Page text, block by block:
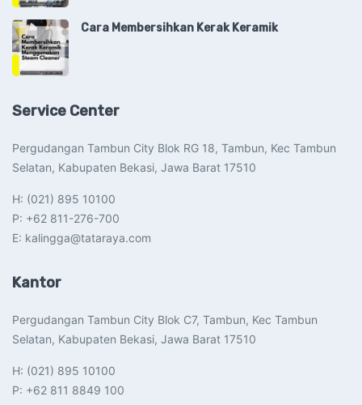
Cara Membersihkan Kerak Keramik
Service Center
Pergudangan Tambun City Blok RG 18, Tambun, Kec Tambun
Selatan, Kabupaten Bekasi, Jawa Barat 17510​
H: (021) 895 10100
P: +62 811-276-700
E: kalingga@tataraya.com
Kantor
Pergudangan Tambun City Blok C7, Tambun, Kec Tambun
Selatan, Kabupaten Bekasi, Jawa Barat 17510​
H: (021) 895 10100
P: +62 811 8849 100